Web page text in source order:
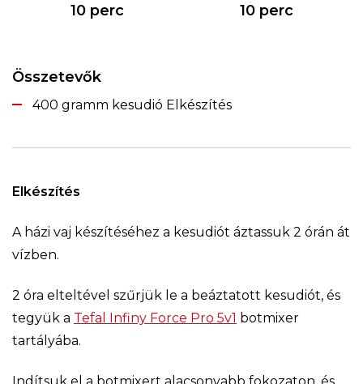
10 perc 10 perc
Összetevők
400 gramm kesudió Elkészítés
Elkészítés
A házi vaj készítéséhez a kesudiót áztassuk 2 órán át
vízben.
2 óra elteltével szűrjük le a beáztatott kesudiót, és
tegyük a Tefal Infiny Force Pro 5v1 botmixer
tartályába.